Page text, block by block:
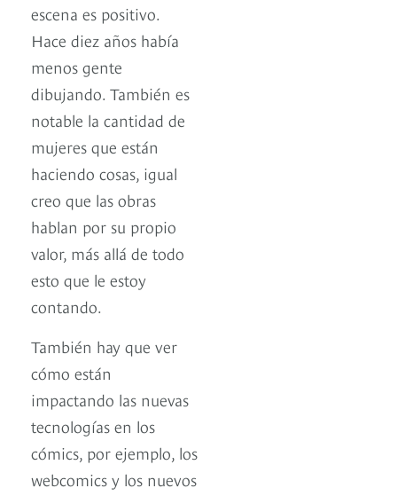
escena es positivo.
Hace diez años había
menos gente
dibujando. También es
notable la cantidad de
mujeres que están
haciendo cosas, igual
creo que las obras
hablan por su propio
valor, más allá de todo
esto que le estoy
contando.
También hay que ver
cómo están
impactando las nuevas
tecnologías en los
cómics, por ejemplo, los
webcomics y los nuevos